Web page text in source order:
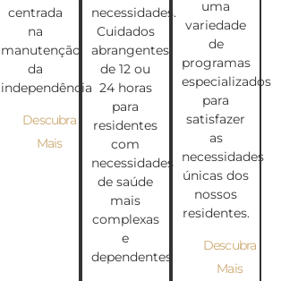
centrada
na
manutenção
da
independência
Descubra
Mais
necessidades.
Cuidados
abrangentes
de 12 ou
24 horas
para
residentes
com
necessidades
de saúde
mais
complexas
e
dependentes
uma
variedade
de
programas
especializados
para
satisfazer
as
necessidades
únicas dos
nossos
residentes.
Descubra
Mais